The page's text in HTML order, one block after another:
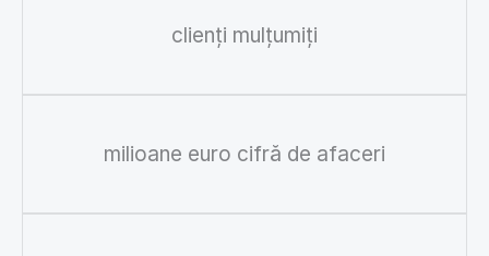
clienți mulțumiți
milioane euro cifră de afaceri